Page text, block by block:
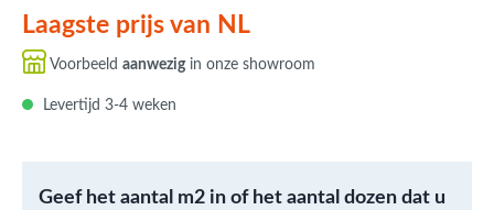
Laagste prijs van NL
Voorbeeld aanwezigin onze showroom
Levertijd 3-4 weken
Geef het aantal m2 in of het aantal dozen dat u